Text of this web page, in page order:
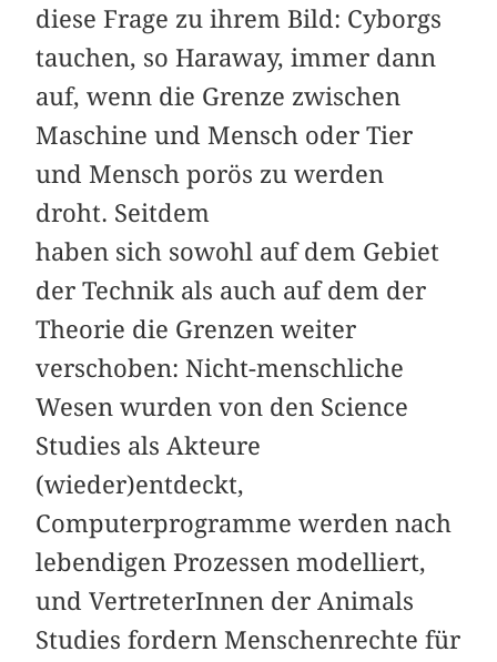
diese Frage zu ihrem Bild: Cyborgs
tauchen, so Haraway, immer dann
auf, wenn die Grenze zwischen
Maschine und Mensch oder Tier
und Mensch porös zu werden
droht. Seitdem
haben sich sowohl auf dem Gebiet
der Technik als auch auf dem der
Theorie die Grenzen weiter
verschoben: Nicht-menschliche
Wesen wurden von den Science
Studies als Akteure
(wieder)entdeckt,
Computerprogramme werden nach
lebendigen Prozessen modelliert,
und VertreterInnen der Animals
Studies fordern Menschenrechte für